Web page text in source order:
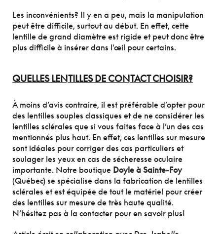
Les inconvénients? Il y en a peu, mais la manipulation
peut être difficile, surtout au début. En effet, cette
lentille de grand diamètre est rigide et peut donc être
plus difficile à insérer dans l’œil pour certains.
QUELLES LENTILLES DE CONTACT CHOISIR?
À moins d’avis contraire, il est préférable d’opter pour
des lentilles souples classiques et de ne considérer les
lentilles sclérales que si vous faites face à l’un des cas
mentionnés plus haut. En effet, ces lentilles sur mesure
sont idéales pour corriger des cas particuliers et
soulager les yeux en cas de sécheresse oculaire
importante. Notre boutique Doyle à Sainte-Foy
(Québec) se spécialise dans la fabrication de lentilles
sclérales et est équipée de tout le matériel pour créer
des lentilles sur mesure de très haute qualité.
N’hésitez pas à la contacter pour en savoir plus!